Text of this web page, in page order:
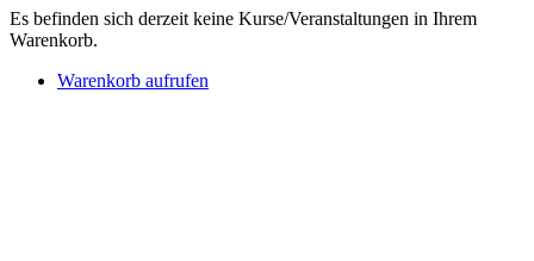
Es befinden sich derzeit keine Kurse/Veranstaltungen in Ihrem
Warenkorb.
Warenkorb aufrufen